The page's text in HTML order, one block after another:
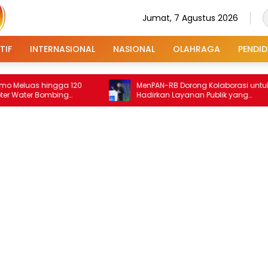
Jumat, 7 Agustus 2026
INTERNASIONAL NASIONAL OLAHRAGA
hingga 120
MenPAN-RB Dorong Kolaborasi untuk
Hadirkan Layanan Publik yang
Terintegrasi dan Inklusif